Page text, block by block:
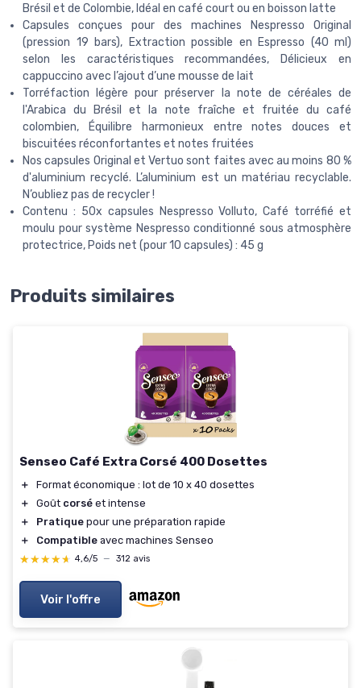
Brésil et de Colombie, Idéal en café court ou en boisson latte
Capsules conçues pour des machines Nespresso Original
(pression 19 bars), Extraction possible en Espresso (40 ml)
selon les caractéristiques recommandées, Délicieux en
cappuccino avec l’ajout d’une mousse de lait
Torréfaction légère pour préserver la note de céréales de
l'Arabica du Brésil et la note fraîche et fruitée du café
colombien, Équilibre harmonieux entre notes douces et
biscuitées réconfortantes et notes fruitées
Nos capsules Original et Vertuo sont faites avec au moins 80 %
d'aluminium recyclé. L’aluminium est un matériau recyclable.
N’oubliez pas de recycler !
Contenu : 50x capsules Nespresso Volluto, Café torréfié et
moulu pour système Nespresso conditionné sous atmosphère
protectrice, Poids net (pour 10 capsules) : 45 g
Produits similaires
Senseo Café Extra Corsé 400 Dosettes
＋
Format économique : lot de 10 x 40 dosettes
＋
Goût corsé et intense
＋
Pratique pour une préparation rapide
＋
Compatible avec machines Senseo
★★★★★
★★★★★ 4,6/5 — 312 avis
Voir l'offre